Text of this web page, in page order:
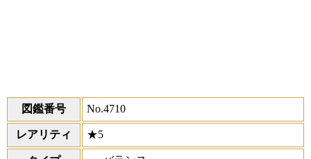
図鑑番号 No.4710
レアリティ ★5